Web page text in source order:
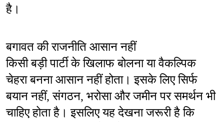
है।
बगावत की राजनीति आसान नहीं
किसी बड़ी पार्टी के खिलाफ बोलना या वैकल्पिक
चेहरा बनना आसान नहीं होता। इसके लिए सिर्फ
बयान नहीं, संगठन, भरोसा और जमीन पर समर्थन भी
चाहिए होता है। इसलिए यह देखना जरूरी है कि